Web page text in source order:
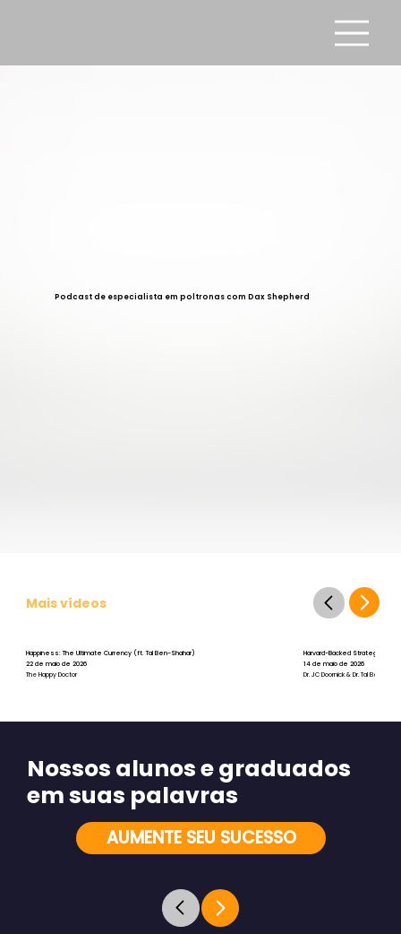
Podcast de especialista em poltronas com Dax Shepherd
Mais vídeos
Happiness: The Ultimate Currency (ft. Tal Ben-Shahar)
22 de maio de 2026
The Happy Doctor
Harvard-Backed Strategies for
14 de maio de 2026
Dr. JC Doornick & Dr. Tal Ben-
AUMENTE SEU SUCESSO
Nossos alunos e graduados
em suas palavras